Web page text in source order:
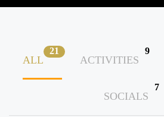
ALL
21
ACTIVITIES
9
SOCIALS
7